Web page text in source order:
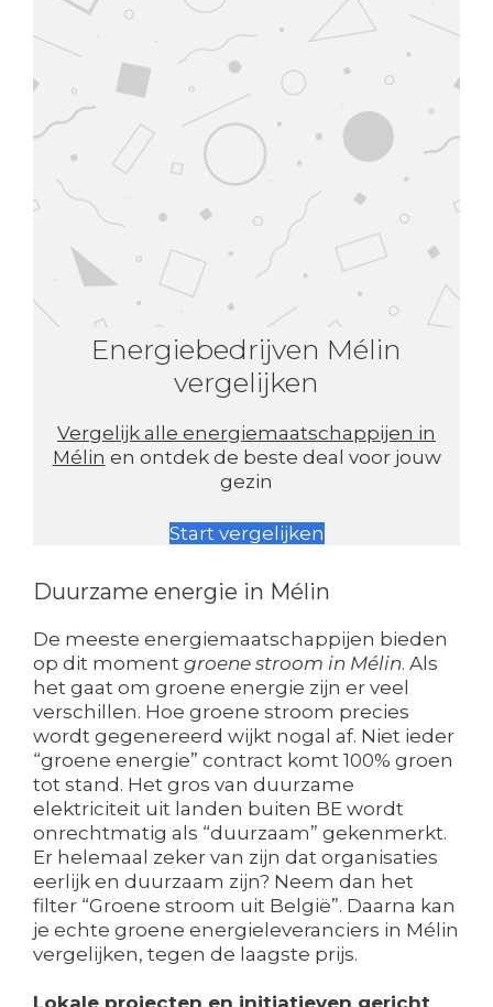
Energiebedrijven Mélin
vergelijken
Vergelijk alle energiemaatschappijen in
Mélin en ontdek de beste deal voor jouw
gezin
Start vergelijken
Duurzame energie in Mélin
De meeste energiemaatschappijen bieden
op dit moment groene stroom in Mélin. Als
het gaat om groene energie zijn er veel
verschillen. Hoe groene stroom precies
wordt gegenereerd wijkt nogal af. Niet ieder
“groene energie” contract komt 100% groen
tot stand. Het gros van duurzame
elektriciteit uit landen buiten BE wordt
onrechtmatig als “duurzaam” gekenmerkt.
Er helemaal zeker van zijn dat organisaties
eerlijk en duurzaam zijn? Neem dan het
filter “Groene stroom uit België”. Daarna kan
je echte groene energieleveranciers in Mélin
vergelijken, tegen de laagste prijs.